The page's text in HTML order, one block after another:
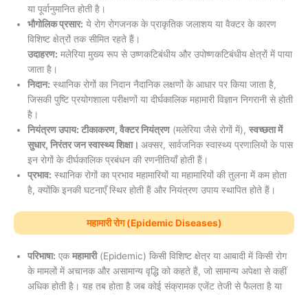
या पूर्वानुमानित होती है।
भौगोलिक प्रसार: ये रोग रोगजनक के प्राकृतिक जलाशय या वैक्टर के कारण
विशिष्ट क्षेत्रों तक सीमित रहते हैं।
उदाहरण: मलेरिया मुख्य रूप से उष्णकटिबंधीय और उपोष्णकटिबंधीय क्षेत्रों में पाया
जाता है।
निदान: स्थानिक रोगों का निदान नैदानिक लक्षणों के आधार पर किया जाता है,
जिसकी पुष्टि प्रयोगशाला परीक्षणों या दीर्घकालिक महामारी विज्ञान निगरानी से होती
है।
नियंत्रण उपाय: टीकाकरण, वैक्टर नियंत्रण(मलेरिया जैसे रोगों में), स्वच्छता में
सुधार, निरंतर जन स्वास्थ्य शिक्षा। अक्सर, सार्वजनिक स्वास्थ्य प्रणालियों के पास
इन रोगों के दीर्घकालिक प्रबंधन की रणनीतियाँ होती हैं।
प्रभाव: स्थानिक रोगों का प्रभाव महामारियों या महामारियों की तुलना में कम होता
है, क्योंकि इनकी घटनाएँ स्थिर होती हैं और नियंत्रण उपाय स्थापित होते हैं।
महामारी रोग (Epidemic Diseases)
परिभाषा: एकमहामारी(Epidemic) किसी विशिष्ट क्षेत्र या आबादी में किसी रोग
के मामलों में अचानक और असामान्य वृद्धि को कहते हैं, जो सामान्य अपेक्षा से कहीं
अधिक होती है। यह तब होता है जब कोई संक्रामक एजेंट तेजी से फैलता है या